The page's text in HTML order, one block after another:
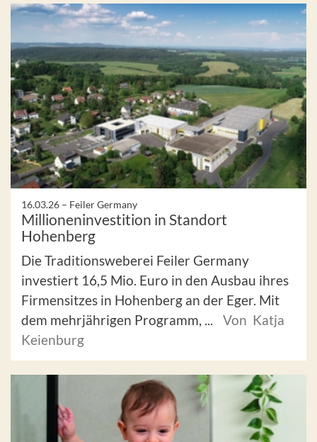
16.03.26 – Feiler Germany
Millioneninvestition in Standort
Hohenberg
Die Traditionsweberei Feiler Germany
investiert 16,5 Mio. Euro in den Ausbau ihres
Firmensitzes in Hohenberg an der Eger. Mit
dem mehrjährigen Programm, ...
Von Katja
Keienburg